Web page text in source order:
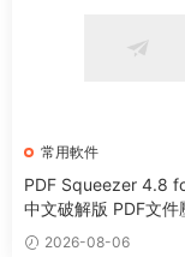
常用軟件
PDF Squeezer 4.8
中文破解版 PDF文件
2026-08-06